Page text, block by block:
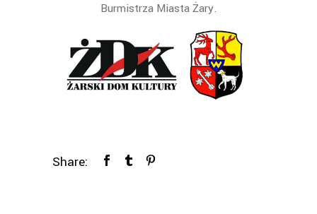
Burmistrza Miasta Żary.
Share: